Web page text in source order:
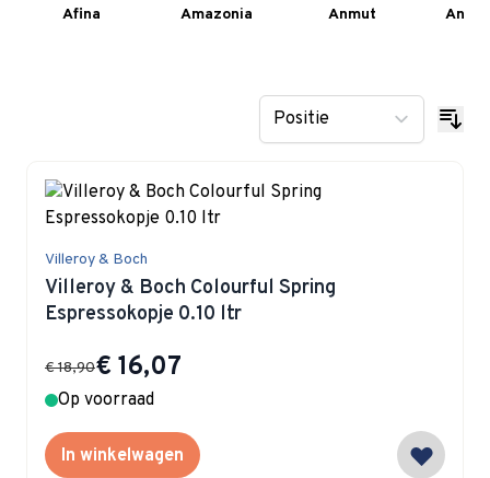
Afina Amazonia Anmut
Villeroy & Boch
Villeroy & Boch Colourful Spring
Espressokopje 0.10 ltr
Special Price
€ 16,07
€ 18,90
Op voorraad
In winkelwagen